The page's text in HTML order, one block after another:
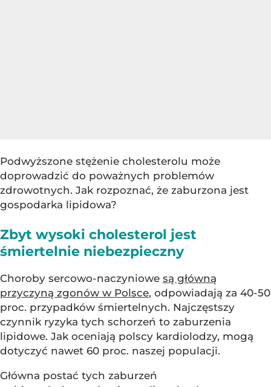
Podwyższone stężenie cholesterolu może
doprowadzić do poważnych problemów
zdrowotnych. Jak rozpoznać, że zaburzona jest
gospodarka lipidowa?
Zbyt wysoki cholesterol jest
śmiertelnie niebezpieczny
Choroby sercowo-naczyniowe są główną
przyczyną zgonów w Polsce, odpowiadają za 40-50
proc. przypadków śmiertelnych. Najczęstszy
czynnik ryzyka tych schorzeń to zaburzenia
lipidowe. Jak oceniają polscy kardiolodzy, mogą
dotyczyć nawet 60 proc. naszej populacji.
Główna postać tych zaburzeń